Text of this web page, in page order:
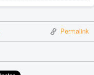
Permalink